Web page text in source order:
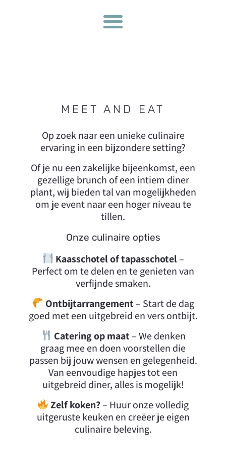
MEET AND EAT
Op zoek naar een unieke culinaire
ervaring in een bijzondere setting?
Of je nu een zakelijke bijeenkomst, een
gezellige brunch of een intiem diner
plant, wij bieden tal van mogelijkheden
om je event naar een hoger niveau te
tillen.
Onze culinaire opties
Kaasschotel of tapasschotel–
Perfect om te delen en te genieten van
verfijnde smaken.
Ontbijtarrangement – Start de dag
goed met een uitgebreid en vers ontbijt.
Catering op maat – We denken
graag mee en doen voorstellen die
passen bij jouw wensen en gelegenheid.
Van eenvoudige hapjes tot een
uitgebreid diner, alles is mogelijk!
Zelf koken?– Huur onze volledig
uitgeruste keuken en creëer je eigen
culinaire beleving.